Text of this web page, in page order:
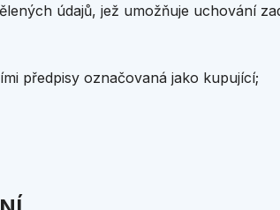
údajů, jež umožňuje uchování
předpisy označovaná jako kupující;